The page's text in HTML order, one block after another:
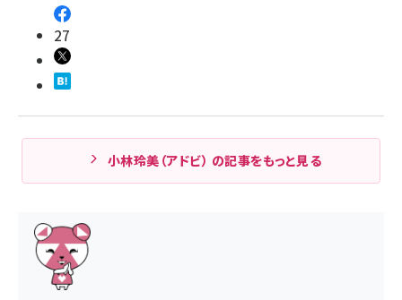
27
小林玲美（アドビ） の記事をもっと見る